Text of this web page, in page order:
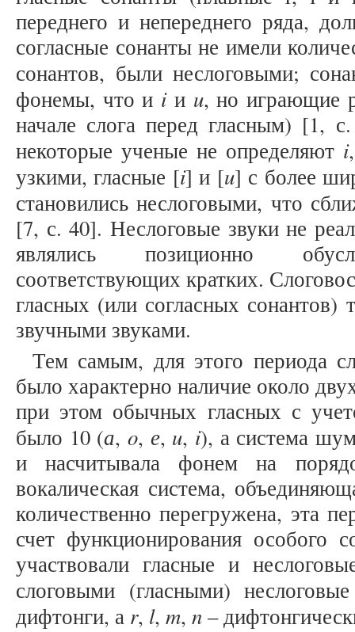
переднего и непереднего ряда,
согласные сонанты не имели
сонантов, были неслоговыми;
фонемы, что и iи u, но играющие
начале слога перед гласным) [1,
некоторые ученые не определяют i
узкими, гласные [i] и [u] с более
становились неслоговыми, что
[7, с. 40]. Неслоговые звуки не
являлись позиционно
соответствующих кратких.
гласных (или согласных сонантов)
звучными звуками.
Тем самым, для этого периода
было характерно наличие около
при этом обычных гласных с
было 10 (а,o, е, u, i), а система
и насчитывала фонем на
вокалическая система,
количественно перегружена, эта
счет функционирования особого
участвовали гласные и
слоговыми (гласными)
дифтонги, а r, l, m, n–